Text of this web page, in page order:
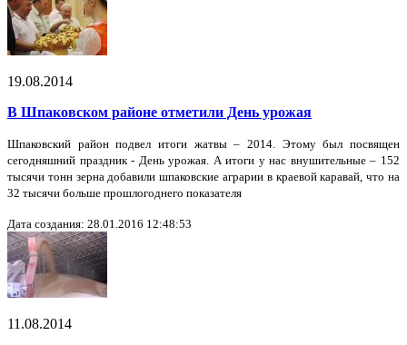
19.08.2014
В Шпаковском районе отметили День урожая
Шпаковский район подвел итоги жатвы – 2014. Этому был посвящен
сегодняшний праздник - День урожая. А итоги у нас внушительные – 152
тысячи тонн зерна добавили шпаковские аграрии в краевой каравай, что на
32 тысячи больше прошлогоднего показателя
Дата создания: 28.01.2016 12:48:53
11.08.2014